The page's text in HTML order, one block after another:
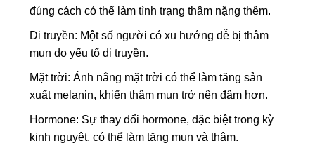
đúng cách có thể làm tình trạng thâm nặng thêm.
Di truyền: Một số người có xu hướng dễ bị thâm
mụn do yếu tố di truyền.
Mặt trời: Ánh nắng mặt trời có thể làm tăng sản
xuất melanin, khiến thâm mụn trở nên đậm hơn.
Hormone: Sự thay đổi hormone, đặc biệt trong kỳ
kinh nguyệt, có thể làm tăng mụn và thâm.